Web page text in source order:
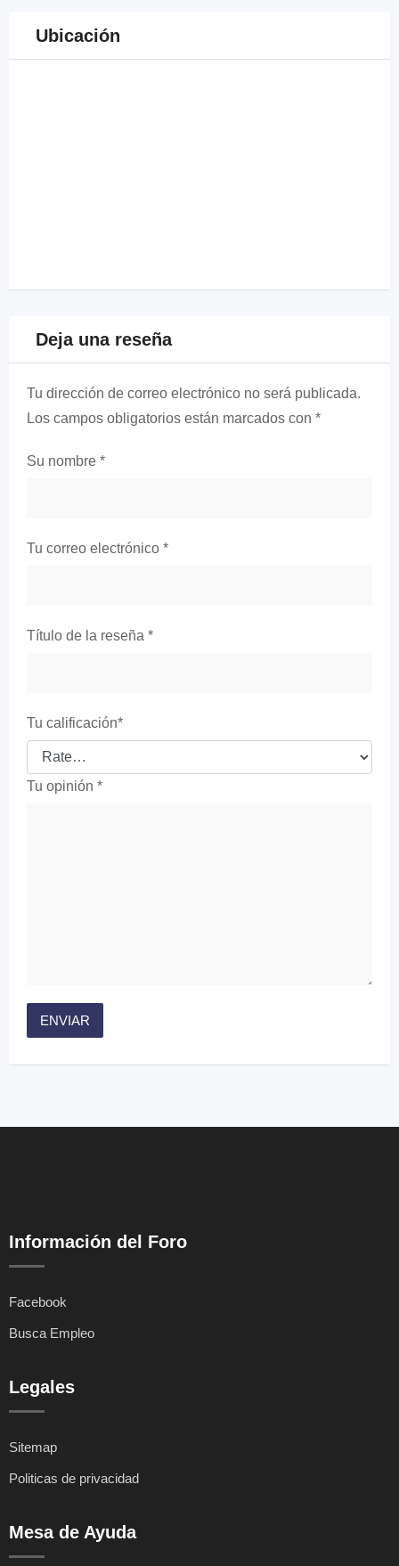
Ubicación
Deja una reseña
Tu dirección de correo electrónico no será publicada.
Los campos obligatorios están marcados con *
Su nombre *
Tu correo electrónico *
Título de la reseña *
Tu calificación*
Tu opinión *
Información del Foro
Facebook
Busca Empleo
Legales
Sitemap
Politicas de privacidad
Mesa de Ayuda